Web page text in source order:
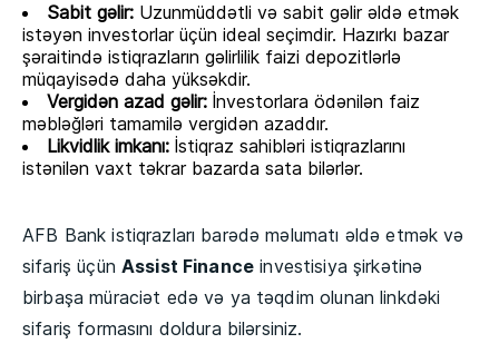
Sabit gəlir: Uzunmüddətli və sabit gəlir əldə etmək
istəyən investorlar üçün ideal seçimdir. Hazırkı bazar
şəraitində istiqrazların gəlirlilik faizi depozitlərlə
müqayisədə daha yüksəkdir.
Vergidən azad gəlir: İnvestorlara ödənilən faiz
məbləğləri tamamilə vergidən azaddır.
Likvidlik imkanı: İstiqraz sahibləri istiqrazlarını
istənilən vaxt təkrar bazarda sata bilərlər.
AFB Bank istiqrazları barədə məlumatı əldə etmək və
sifariş üçün Assist Finance investisiya şirkətinə
birbaşa müraciət edə və ya təqdim olunan linkdəki
sifariş formasını doldura bilərsiniz.